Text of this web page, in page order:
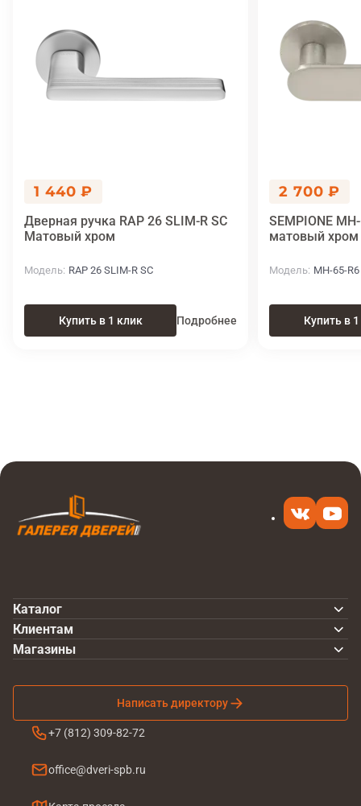
1 440 ₽
Дверная ручка RAP 26 SLIM-R SC
Матовый хром
Модель RAP 26 SLIM-R SC
Купить в 1 клик Подробнее
2 700 ₽
SEMPIONE
матовый хром
Модель MH-65-R6
Купить в
Каталог
Клиентам
Написать директору
+7 (812) 309-82-72
office@dveri-spb.ru
Магазины